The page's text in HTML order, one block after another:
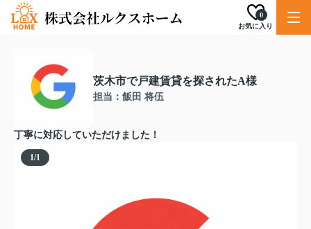
お気に入り
0
茨木市で戸建賃貸を探されたA様
担当：飯田 将伍
丁寧に対応していただけました！
1/1